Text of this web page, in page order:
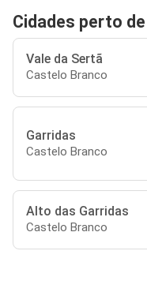
Cidades perto
Vale da Sertã
Castelo Branco
Garridas
Castelo Branco
Alto das Garridas
Castelo Branco